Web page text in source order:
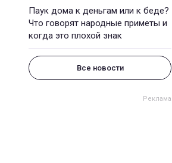
Паук дома к деньгам или к беде?
Что говорят народные приметы и
когда это плохой знак
Все новости